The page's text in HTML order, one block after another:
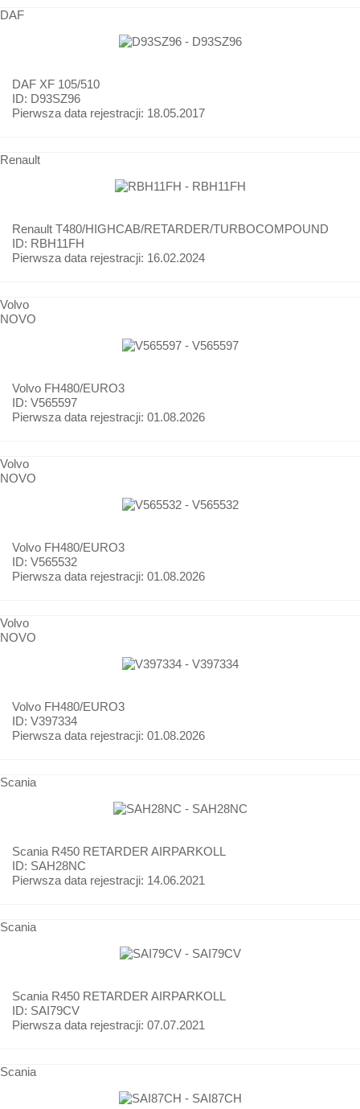
DAF
DAF XF 105/510
ID: D93SZ96
Pierwsza data rejestracji: 18.05.2017
Renault
Renault T480/HIGHCAB/RETARDER/TURBOCOMPOUND
ID: RBH11FH
Pierwsza data rejestracji: 16.02.2024
Volvo
NOVO
Volvo FH480/EURO3
ID: V565597
Pierwsza data rejestracji: 01.08.2026
Volvo
NOVO
Volvo FH480/EURO3
ID: V565532
Pierwsza data rejestracji: 01.08.2026
Volvo
NOVO
Volvo FH480/EURO3
ID: V397334
Pierwsza data rejestracji: 01.08.2026
Scania
Scania R450 RETARDER AIRPARKOLL
ID: SAH28NC
Pierwsza data rejestracji: 14.06.2021
Scania
Scania R450 RETARDER AIRPARKOLL
ID: SAI79CV
Pierwsza data rejestracji: 07.07.2021
Scania